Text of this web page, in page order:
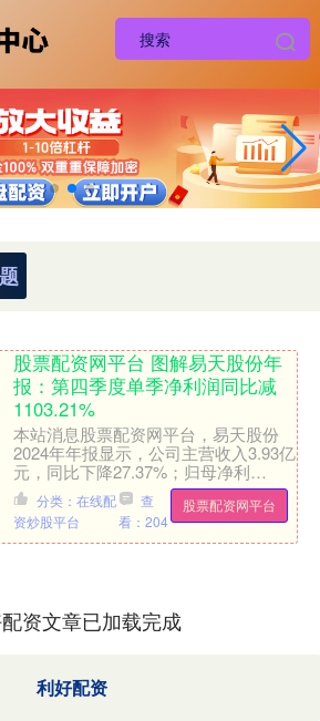
股票配资网平台 图解易天股份年
报：第四季度单季净利润同比减
1103.21%
本站消息股票配资网平台，易天股份
2024年年报显示，公司主营收入3.93亿
元，同比下降27.37%；归母净利
润-1.09亿元，同比下降604.93%；扣非
净利润....
股票配资网平台
分类：在线配
资炒股平台
查
看：204
资文章已加载完成
利好配资